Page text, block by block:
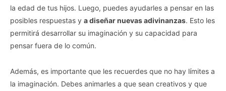
la edad de tus hijos. Luego, puedes ayudarles a pensar en las
posibles respuestas y a diseñar nuevas adivinanzas. Esto les
permitirá desarrollar su imaginación y su capacidad para
pensar fuera de lo común.
Además, es importante que les recuerdes que no hay límites a
la imaginación. Debes animarles a que sean creativos y que